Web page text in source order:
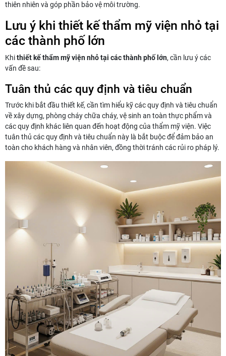
thiên nhiên và góp phần bảo vệ môi trường.
Lưu ý khi thiết kế thẩm mỹ viện nhỏ tại
các thành phố lớn
Khithiết kế thẩm mỹ viện nhỏ tại các thành phố lớn, cần lưu ý các
vấn đề sau:
Tuân thủ các quy định và tiêu chuẩn
Trước khi bắt đầu thiết kế, cần tìm hiểu kỹ các quy định và tiêu chuẩn
về xây dựng, phòng cháy chữa cháy, vệ sinh an toàn thực phẩm và
các quy định khác liên quan đến hoạt động của thẩm mỹ viện. Việc
tuân thủ các quy định và tiêu chuẩn này là bắt buộc để đảm bảo an
toàn cho khách hàng và nhân viên, đồng thời tránh các rủi ro pháp lý.